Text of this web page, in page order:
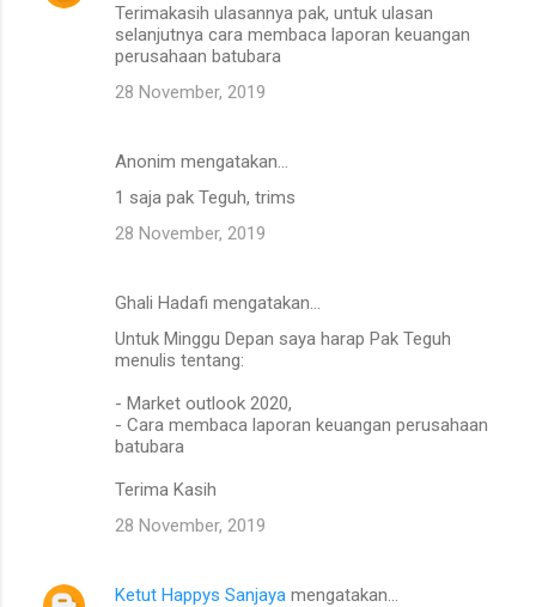
Terimakasih ulasannya pak, untuk ulasan
selanjutnya cara membaca laporan keuangan
perusahaan batubara
28 November, 2019
Anonim mengatakan…
1 saja pak Teguh, trims
28 November, 2019
Ghali Hadafi mengatakan…
Untuk Minggu Depan saya harap Pak Teguh
menulis tentang:
- Market outlook 2020,
- Cara membaca laporan keuangan perusahaan
batubara
Terima Kasih
28 November, 2019
Ketut Happys Sanjaya mengatakan…